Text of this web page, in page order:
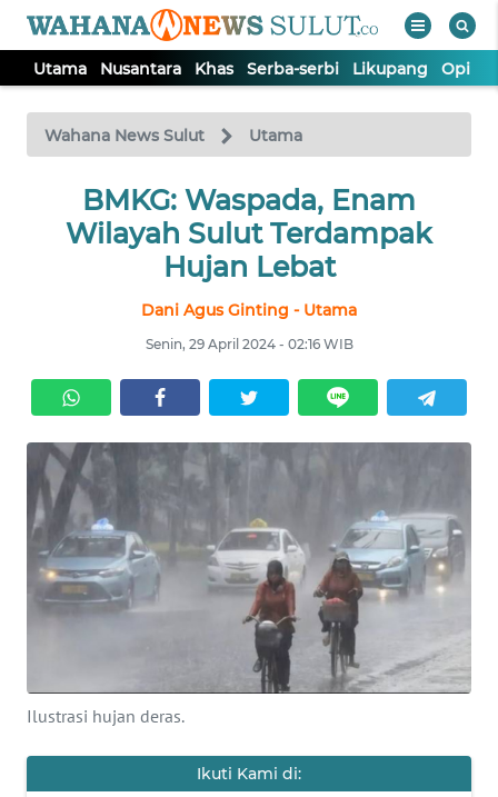
Utama Nusantara Khas Serba-serbi Likupang Opini
Wahana News Sulut Utama
BMKG: Waspada, Enam
Wilayah Sulut Terdampak
Hujan Lebat
Dani Agus Ginting - Utama
Senin, 29 April 2024 - 02:16 WIB
Ilustrasi hujan deras.
Ikuti Kami di:
TV
Tutup
UTAMA
SERBA-
SERBI
LIKUPANG
OPINI
Informasi
KONTAK